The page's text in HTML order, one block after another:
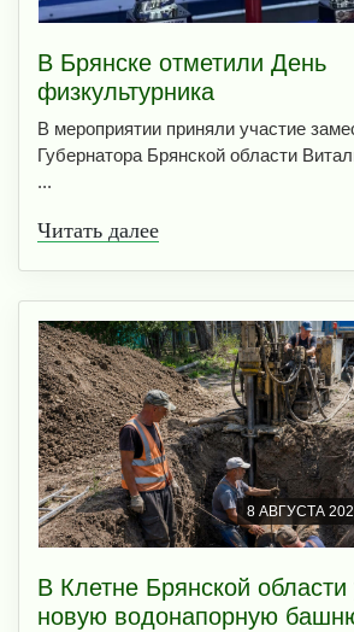
В Брянске отметили День
физкультурника
В мероприятии приняли участие
Губернатора Брянской области
...
Читать далее
8 АВГУСТА
В Клетне Брянской области
новую водонапорную